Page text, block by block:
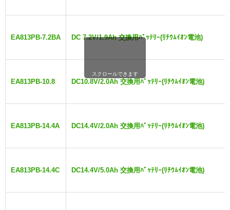
EA813PB-7.2BA DC 7.2V/1.9Ah 交換用ﾊﾞｯﾃﾘｰ(ﾘﾁｳﾑｲｵﾝ電池)
EA813PB-10.8 DC10.8V/2.0Ah 交換用ﾊﾞｯﾃﾘｰ(ﾘﾁｳﾑｲｵﾝ電池)
EA813PB-14.4A DC14.4V/2.0Ah 交換用ﾊﾞｯﾃﾘｰ(ﾘﾁｳﾑｲｵﾝ電池)
EA813PB-14.4C DC14.4V/5.0Ah 交換用ﾊﾞｯﾃﾘｰ(ﾘﾁｳﾑｲｵﾝ電池)
スクロールできます